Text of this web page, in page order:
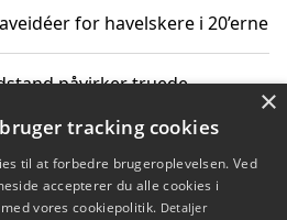
for havelskere i 20’erne
påvirker truede
vandrerygsække til
×
tracking cookies
til at forbedre brugeroplevelsen. Ved
accepterer du alle cookies i
vores cookiepolitik. Detaljer